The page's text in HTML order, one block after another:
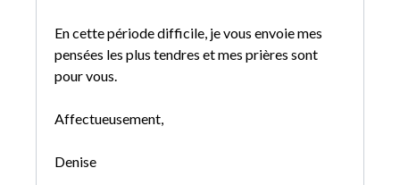
En cette période difficile, je vous envoie mes
pensées les plus tendres et mes prières sont
pour vous.
Affectueusement,
Denise